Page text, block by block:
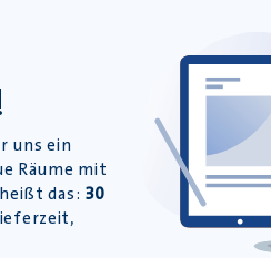
mütterlicherseits immer
touristischen Orten – auch
bleiben wird, kann Sam
zum ersten Mal seit
einer ganz anderen
Gespräch
und vieler Bekannter holt
uns ein
Räume mit
das: 30